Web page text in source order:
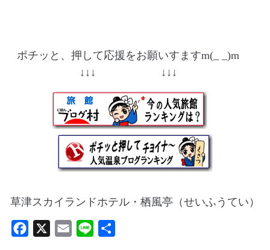
ポチッと、押して応援をお願いすますm(_ _)m
↓↓↓ ↓↓↓
草津スカイランドホテル・栖風亭（せいふうてい）